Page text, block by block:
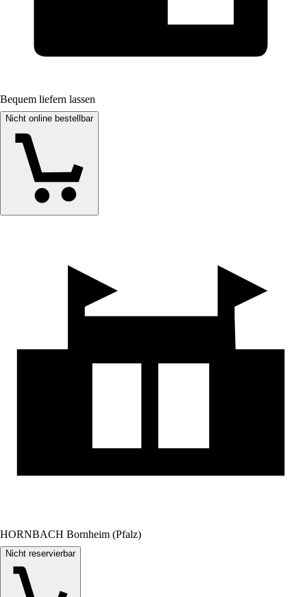
Bequem liefern lassen
Nicht online bestellbar
HORNBACH Bornheim (Pfalz)
Nicht reservierbar